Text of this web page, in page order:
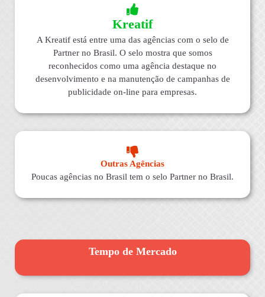
Kreatif
A Kreatif está entre uma das agências com o selo de
Partner no Brasil. O selo mostra que somos
reconhecidos como uma agência destaque no
desenvolvimento e na manutenção de campanhas de
publicidade on-line para empresas.
Outras Agências
Poucas agências no Brasil tem o selo Partner no Brasil.
Tempo de Mercado